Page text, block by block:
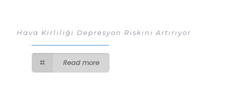
Hava Kirliliği Depresyon Riskini Artırıyor
Read more